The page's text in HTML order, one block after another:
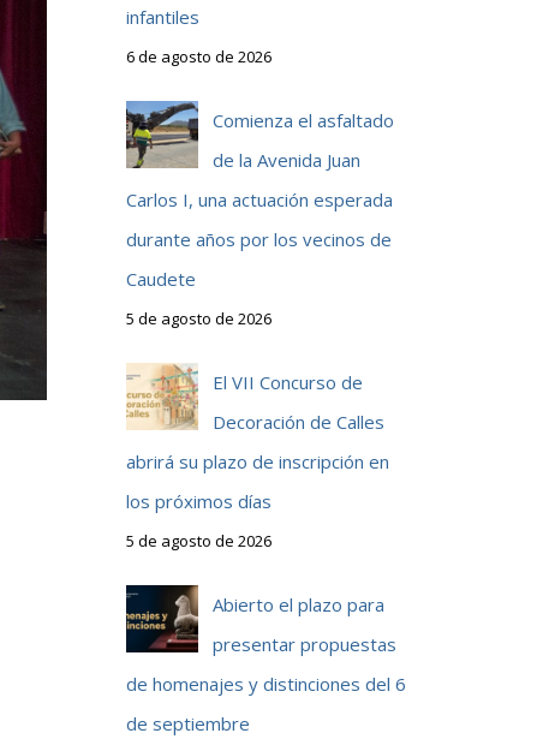
infantiles
6 de agosto de 2026
Comienza el asfaltado
de la Avenida Juan
Carlos I, una actuación esperada
durante años por los vecinos de
Caudete
5 de agosto de 2026
El VII Concurso de
Decoración de Calles
abrirá su plazo de inscripción en
los próximos días
5 de agosto de 2026
Abierto el plazo para
presentar propuestas
de homenajes y distinciones del 6
de septiembre